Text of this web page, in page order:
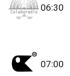
06:30
07:00